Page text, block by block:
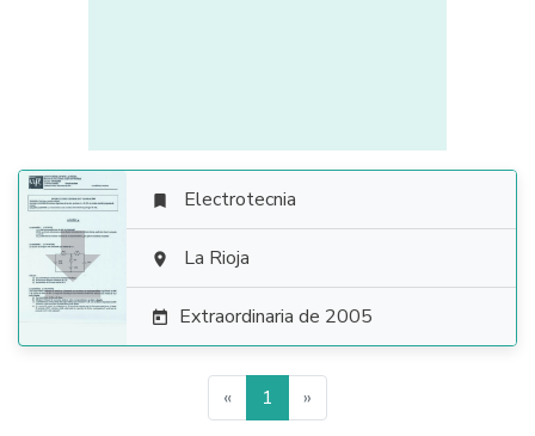

 Electrotecnia
 La Rioja
 Extraordinaria de 2005
« 1 »